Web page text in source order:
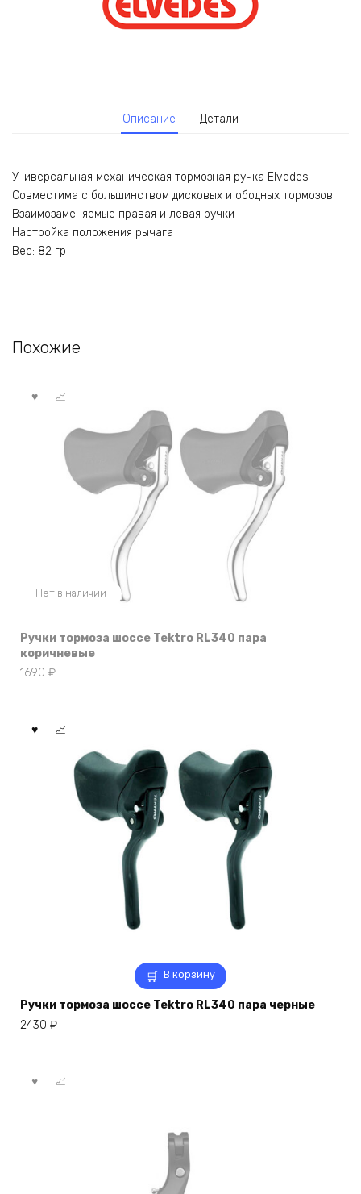
Описание Детали
Универсальная механическая тормозная ручка Elvedes
Совместима с большинством дисковых и ободных тормозов
Взаимозаменяемые правая и левая ручки
Настройка положения рычага
Вес: 82 гр
Похожие
Нет в наличии
Ручки тормоза шоссе Tektro RL340 пара
коричневые
1690 ₽
В корзину
Ручки тормоза шоссе Tektro RL340 пара черные
2430 ₽